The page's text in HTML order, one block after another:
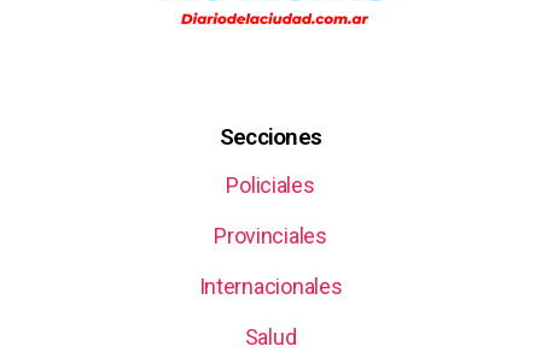
Secciones
Policiales
Provinciales
Internacionales
Salud